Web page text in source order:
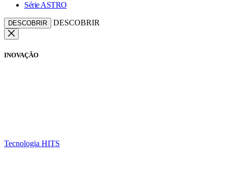
Série ASTRO
DESCOBRIR DESCOBRIR
INOVAÇÃO
Tecnologia HITS